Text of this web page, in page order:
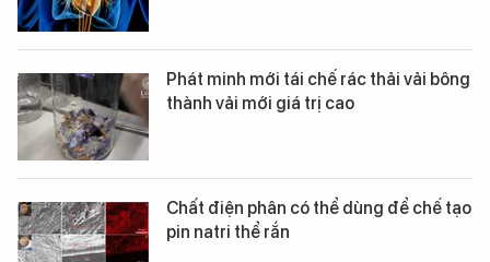
Phát minh mới tái chế rác thải vải bông
thành vải mới giá trị cao
Chất điện phân có thể dùng để chế tạo
pin natri thể rắn